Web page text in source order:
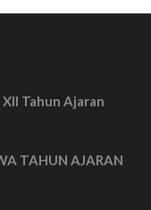
Tahun Ajaran
TAHUN AJARAN